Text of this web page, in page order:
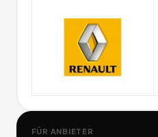
FÜR ANBIETER